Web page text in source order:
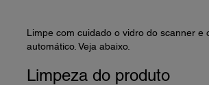
Limpe com cuidado o vidro do scanner e
automático. Veja abaixo.
Limpeza do produto